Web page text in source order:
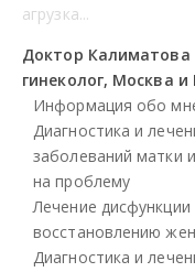
агрузка...
Доктор
гинеколог, Москва
Информация обо
Диагностика и
заболеваний матки
на проблему
Лечение
восстановлению
Диагностика и